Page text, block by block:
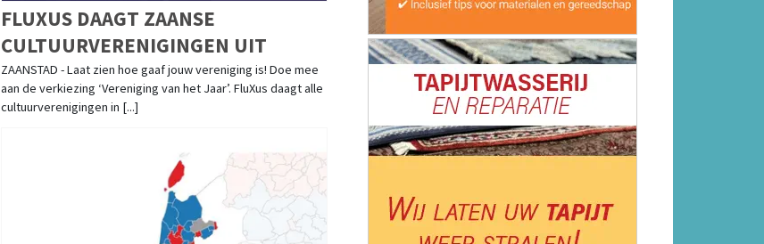
FLUXUS DAAGT ZAANSE
CULTUURVERENIGINGEN UIT
ZAANSTAD - Laat zien hoe gaaf jouw vereniging is! Doe mee
aan de verkiezing ‘Vereniging van het Jaar’. FluXus daagt alle
cultuurverenigingen in [...]